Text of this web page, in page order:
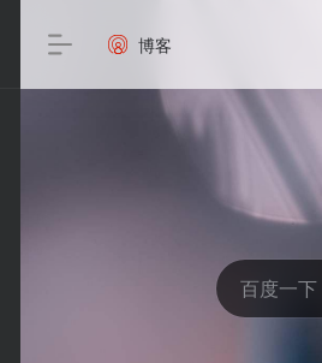
博客